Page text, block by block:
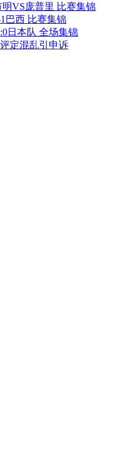
VS庞普里 比赛集锦
巴西 比赛集锦
日本队 全场集锦
定混乱引申诉